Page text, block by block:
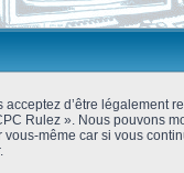
d’être légalement
Rulez ». Nous pouvons
même car si vous